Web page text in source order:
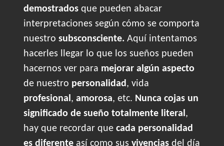
demostrados que pueden abacar
interpretaciones según cómo se comporta
nuestro subsconsciente. Aquí intentamos
hacerles llegar lo que los sueños pueden
hacernos ver para mejorar algún aspecto
de nuestro personalidad, vida
profesional, amorosa, etc. Nunca cojas un
significado de sueño totalmente literal,
hay que recordar que cada personalidad
es diferente así como sus vivencias del día